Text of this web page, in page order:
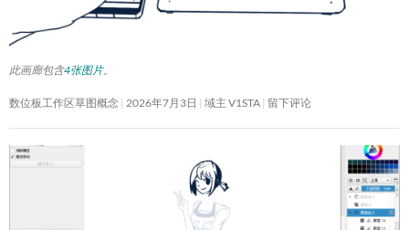
此画廊包含4张图片。
数位板工作区草图概念 2026年7月3日 域主 V1STA 留下评论